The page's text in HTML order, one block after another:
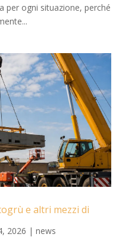
per ogni situazione, perché
e altri mezzi di
2026 | news